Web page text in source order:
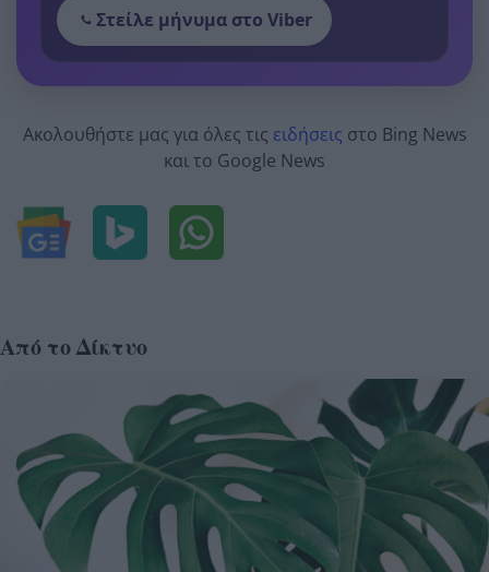
Στείλε μήνυμα στο Viber
Ακολουθήστε μας για όλες τις ειδήσεις στο Bing News
και το Google News
Από το Δίκτυο